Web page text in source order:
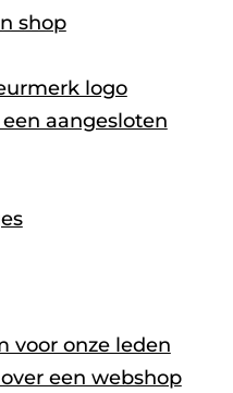
shop
logo
aangesloten
voor onze leden
een webshop